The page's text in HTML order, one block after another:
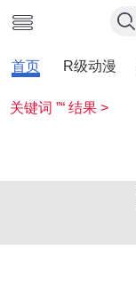
首页 R级动漫
关键词 ”“ 结果 >